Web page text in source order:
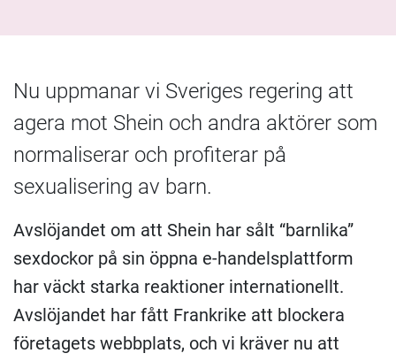
Nu uppmanar vi Sveriges regering att
agera mot Shein och andra aktörer som
normaliserar och profiterar på
sexualisering av barn.
Avslöjandet om att Shein har sålt “barnlika”
sexdockor på sin öppna e-handelsplattform
har väckt starka reaktioner internationellt.
Avslöjandet har fått Frankrike att blockera
företagets webbplats, och vi kräver nu att